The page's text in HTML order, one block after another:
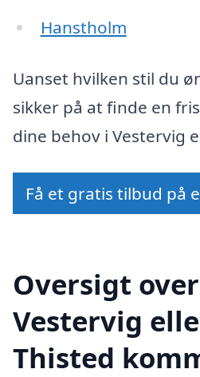
Hanstholm
Uanset hvilken stil du
sikker på at finde en
dine behov i Vestervig
Få et gratis tilbud på
Oversigt
Vestervig
Thisted